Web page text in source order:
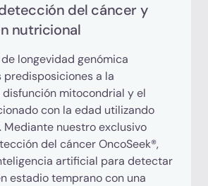
del cáncer y
nutricional
longevidad genómica
a la
disfunción mitocondrial y el
con la edad utilizando
Mediante nuestro exclusivo
del cáncer OncoSeek®,
artificial para detectar
estadio temprano con una